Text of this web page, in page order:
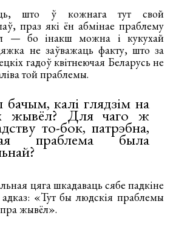
што ў кожнага тут свой
праз які ён абмінае праблему
— бо інакш можна і кукухай
не заўважаць факту, што за
гадоў квітнеючая Беларусь не
той праблемы.
калі глядзім на
жывёл? Для чаго ж
то-бок, патрэбна,
праблема была
цяга шкадаваць сябе падкіне
«Тут бы людскія праблемы
жывёл».